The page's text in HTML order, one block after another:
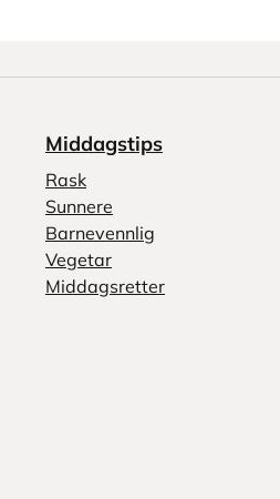
Middagstips
Rask
Sunnere
Barnevennlig
Vegetar
Middagsretter